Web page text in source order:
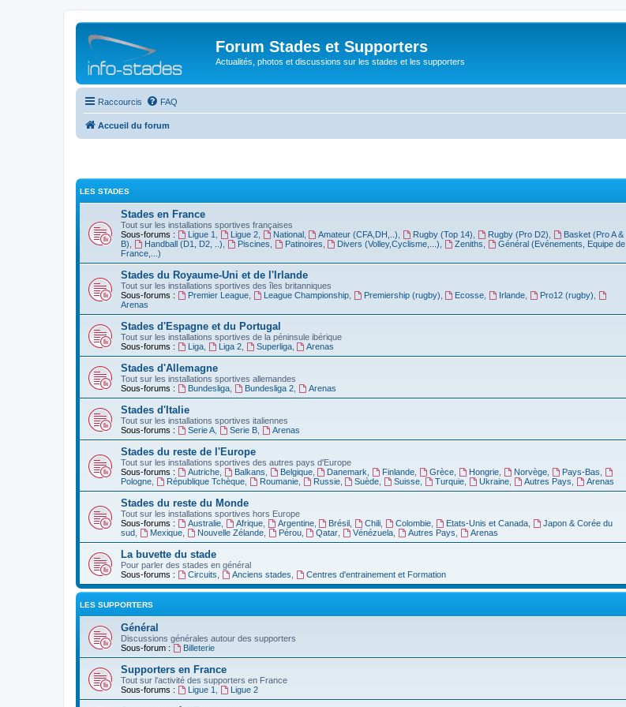
Forum Stades et Supporters
Actualités, photos et discussions sur les stades et les supporters
Raccourcis FAQ
Accueil du forum
LES STADES
Stades en France
Tout sur les installations sportives françaises
Sous-forums :
Ligue 1 Ligue 2, National, Amateur (CFA,DH,..) Rugby (Top 14) Rugby (Pro D2)
Basket (Pro A &
B)
Handball (D1, D2, ..) Piscines Patinoires Divers (Volley,Cyclisme,...) Zeniths
Général (Evénements, Equipe de
France,...)
Stades du Royaume-Uni et de l'Irlande
Tout sur les installations sportives des îles britanniques
Sous-forums :
Premier League, League Championship, Premiership (rugby) Ecosse Irlande Pro12 (rugby)
Arenas
Stades d'Espagne et du Portugal
Tout sur les installations sportives de la péninsule ibérique
Sous-forums :
Liga, Liga 2, Superliga, Arenas
Stades d'Allemagne
Tout sur les installations sportives allemandes
Sous-forums :
Bundesliga, Bundesliga 2, Arenas
Stades d'Italie
Tout sur les installations sportives italiennes
Sous-forums :
Serie A, Serie B, Arenas
Stades du reste de l'Europe
Tout sur les installations sportives des autres pays d'Europe
Sous-forums :
Autriche, Balkans Belgique, Danemark Finlande Grèce Hongrie, Norvège, Pays-Bas
Pologne
République Tchèque, Roumanie, Russie, Suède Suisse Turquie Ukraine, Autres Pays Arenas
Stades du reste du Monde
Tout sur les installations sportives hors Europe
Sous-forums :
Australie, Afrique, Argentine, Brésil Chili Colombie Etats-Unis et Canada,
Japon & Corée du
sud
Mexique, Nouvelle Zélande, Pérou, Qatar Vénézuela Autres Pays Arenas
La buvette du stade
Pour parler des stades en général
Sous-forums :
Circuits Anciens stades Centres d'entrainement et Formation
LES SUPPORTERS
Général
Discussions générales autour des supporters
Sous-forum :
Billeterie
Supporters en France
Tout sur l'activité des supporters en France
Sous-forums :
Ligue 1 Ligue 2